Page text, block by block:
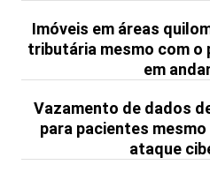
Imóveis em áreas
tributária mesmo com
em
Vazamento de dados
para pacientes
ataque